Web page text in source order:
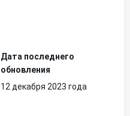
Дата последнего
обновления
12 декабря 2023 года